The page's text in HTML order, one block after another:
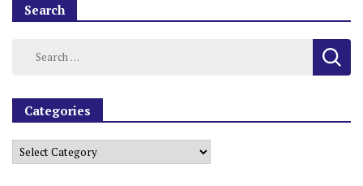
Search
Categories